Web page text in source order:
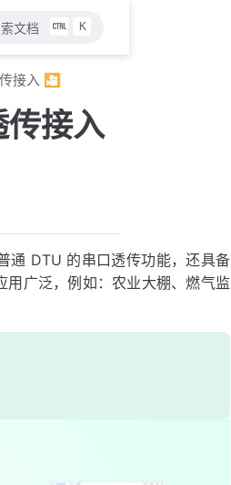
文档 K
接入 🎦
接入
通 DTU 的串口透传功能，还具备
广泛，例如：农业大棚、燃气监